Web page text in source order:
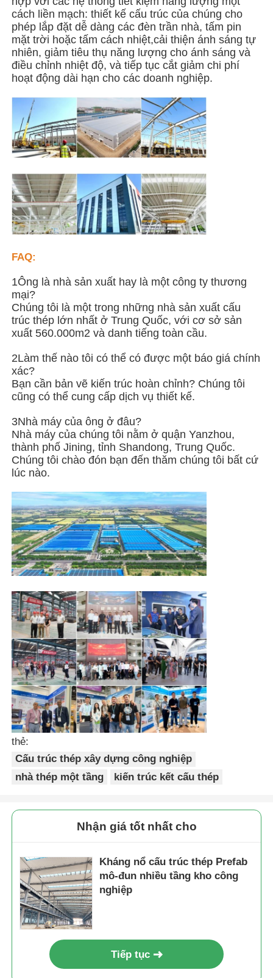
Xây dựng cấu trúc thép
Xưởng kết cấu thép
kho cấu trúc thép
Nhà khoan cấu trúc thép
kết cấu thép nặng
Cầu cấu trúc thép
Văn phòng cấu trúc thép
Thép cấu trúc nhà gia cầm
Cấu trúc thép công nghiệp
Nhà thép công cộng
Cấu trúc thép thương mại
Kết cấu thép tiền chế
cách liền mạch: thiết kế cấu trúc của chúng cho
phép lắp đặt dễ dàng các đèn trần nhà, tấm pin
mặt trời hoặc tấm cách nhiệt,cải thiện ánh sáng tự
nhiên, giảm tiêu thụ năng lượng cho ánh sáng và
điều chỉnh nhiệt độ, và tiếp tục cắt giảm chi phí
hoạt động dài hạn cho các doanh nghiệp.
FAQ:
1Ông là nhà sản xuất hay là một công ty thương
mại?
Chúng tôi là một trong những nhà sản xuất cấu
trúc thép lớn nhất ở Trung Quốc, với cơ sở sản
xuất 560.000m2 và danh tiếng toàn cầu.
2Làm thế nào tôi có thể có được một báo giá chính
xác?
Bạn cần bản vẽ kiến trúc hoàn chỉnh? Chúng tôi
cũng có thể cung cấp dịch vụ thiết kế.
3Nhà máy của ông ở đâu?
Nhà máy của chúng tôi nằm ở quận Yanzhou,
thành phố Jining, tỉnh Shandong, Trung Quốc.
Chúng tôi chào đón bạn đến thăm chúng tôi bất cứ
lúc nào.
thẻ:
Cấu trúc thép xây dựng công nghiệp
nhà thép một tầng
kiến trúc kết cấu thép
Nhận giá tốt nhất cho
Kháng nổ cấu trúc thép Prefab
mô-đun nhiều tầng kho công
nghiệp
Tiếp tục